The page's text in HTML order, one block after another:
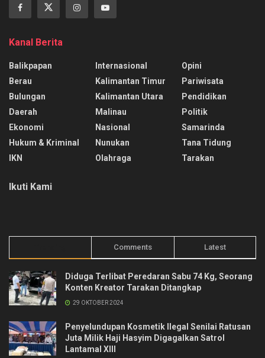
Kanal Berita
Balikpapan
Berau
Bulungan
Daerah
Ekonomi
Hukum & Kriminal
IKN
Internasional
Kalimantan Timur
Kalimantan Utara
Malinau
Nasional
Nunukan
Olahraga
Opini
Pariwisata
Pendidikan
Politik
Samarinda
Tana Tidung
Tarakan
Ikuti Kami
Comments Latest
Diduga Terlibat Peredaran Sabu 74 Kg, Seorang
Konten Kreator Tarakan Ditangkap
29 OKTOBER 2024
Penyelundupan Kosmetik Ilegal Senilai Ratusan
Juta Milik Haji Hasyim Digagalkan Satrol
Lantamal XIII